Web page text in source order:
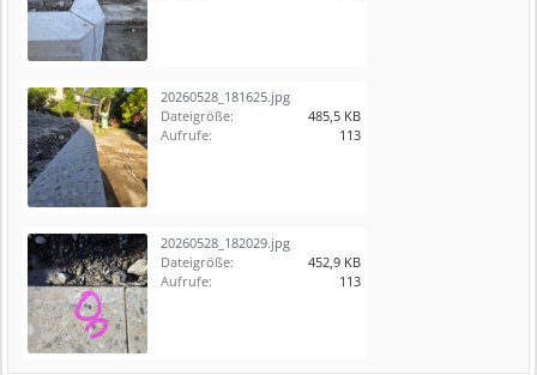
20260528_181625.jpg
Dateigröße:
485,5 KB
Aufrufe:
113
20260528_182029.jpg
Dateigröße:
452,9 KB
Aufrufe:
113